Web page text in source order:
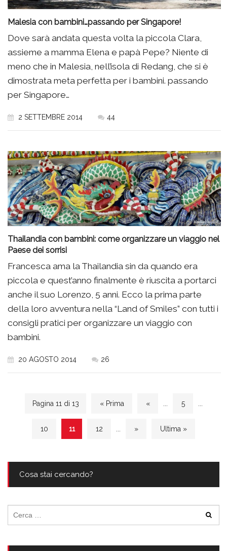
Malesia con bambini…passando per Singapore!
Dove sarà andata questa volta la piccola Clara,
assieme a mamma Elena e papà Pepe? Niente di
meno che in Malesia, nell’isola di Redang, che si è
dimostrata meta perfetta per i bambini. passando
per Singapore…
2 SETTEMBRE 2014 44
Thailandia con bambini: come organizzare un viaggio nel
Paese dei sorrisi
Francesca ama la Thailandia sin da quando era
piccola e quest’anno finalmente è riuscita a portarci
anche il suo Lorenzo, 5 anni. Ecco la prima parte
della loro avventura nella “Land of Smiles” con tutti i
consigli pratici per organizzare un viaggio con
bambini.
20 AGOSTO 2014 26
Pagina 11 di 13 « Prima « 5
10 11 12 » Ultima »
Cosa stai cercando?
per: